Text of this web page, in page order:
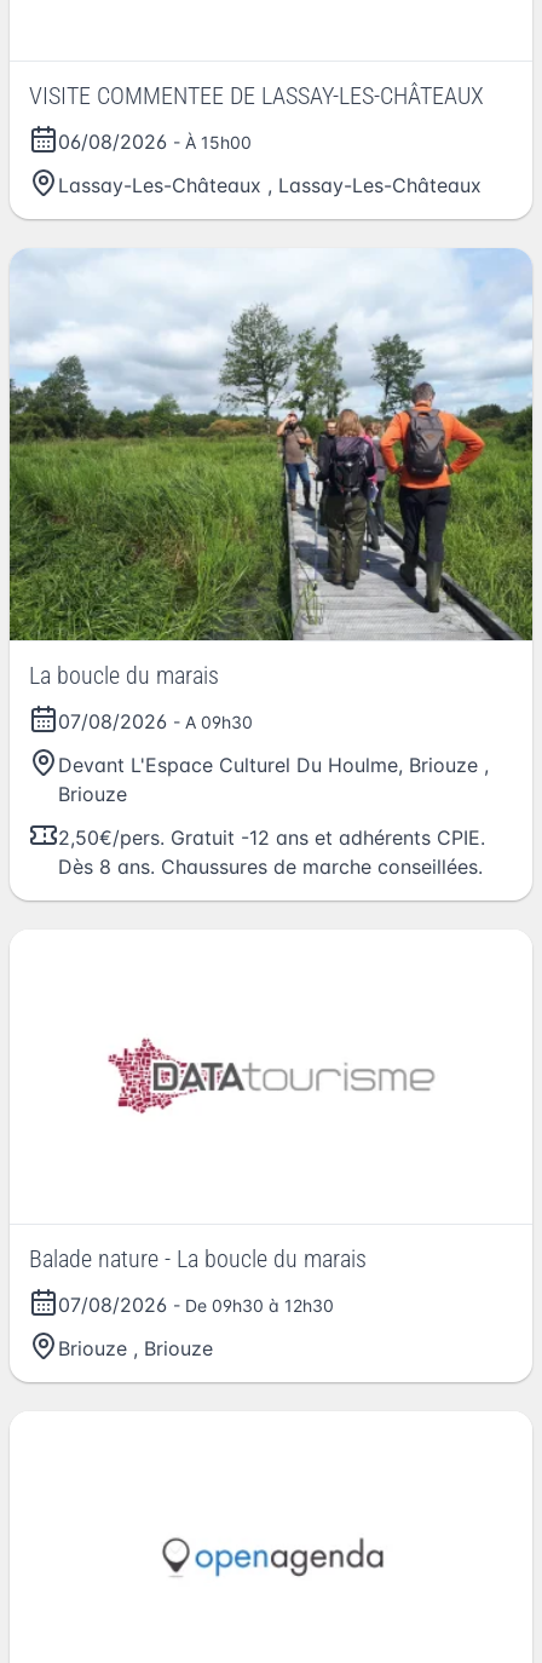
VISITE COMMENTEE DE LASSAY-LES-CHÂTEAUX
06/08/2026 - À 15h00
Lassay-Les-Châteaux , Lassay-Les-Châteaux
La boucle du marais
07/08/2026 - A 09h30
Devant L'Espace Culturel Du Houlme, Briouze ,
Briouze
2,50€/pers. Gratuit -12 ans et adhérents CPIE.
Dès 8 ans. Chaussures de marche conseillées.
Balade nature - La boucle du marais
07/08/2026 - De 09h30 à 12h30
Briouze , Briouze